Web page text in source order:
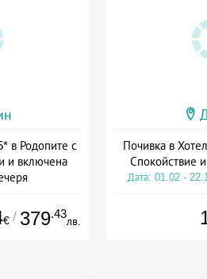
в Родопите с
и включена
€ / 379.43
лв.
Почивка в
Спокойствие
Дата: 01.02 -